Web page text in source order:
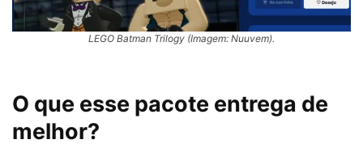
LEGO Batman Trilogy (Imagem: Nuuvem).
O que esse pacote entrega de
melhor?